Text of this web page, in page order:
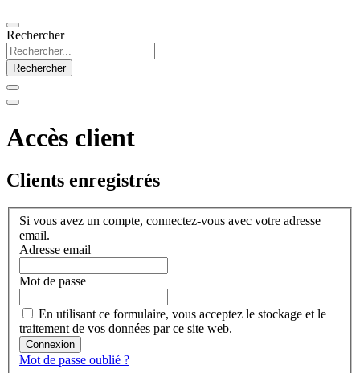
Rechercher
Rechercher
Accès client
Clients enregistrés
Si vous avez un compte, connectez-vous avec votre adresse
email.
Adresse email
Mot de passe
En utilisant ce formulaire, vous acceptez le stockage et le
traitement de vos données par ce site web.
Connexion
Mot de passe oublié ?